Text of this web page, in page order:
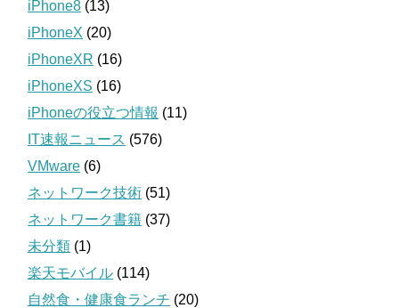
iPhone8 (13)
iPhoneX (20)
iPhoneXR (16)
iPhoneXS (16)
iPhoneの役立つ情報 (11)
IT速報ニュース (576)
VMware (6)
ネットワーク技術 (51)
ネットワーク書籍 (37)
未分類 (1)
楽天モバイル (114)
自然食・健康食ランチ (20)